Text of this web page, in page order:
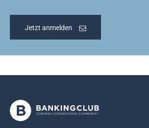
Jetzt anmelden